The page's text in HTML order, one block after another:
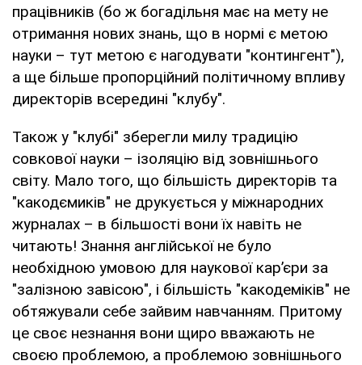
працівників (бо ж богадільня має на мету не
отримання нових знань, що в нормі є метою
науки – тут метою є нагодувати "контингент"),
а ще більше пропорційний політичному впливу
директорів всередині "клубу".
Також у "клубі" зберегли милу традицію
совкової науки – ізоляцію від зовнішнього
світу. Мало того, що більшість директорів та
"какодємиків" не друкується у міжнародних
журналах – в більшості вони їх навіть не
читають! Знання англійської не було
необхідною умовою для наукової кар’єри за
"залізною завісою", і більшість "какодеміків" не
обтяжували себе зайвим навчанням. Притому
це своє незнання вони щиро вважають не
своєю проблемою, а проблемою зовнішнього